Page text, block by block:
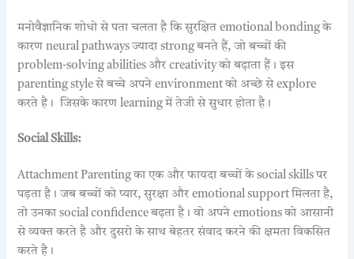
मनोवैज्ञानिक शोधो से पता चलता है कि सुरक्षित emotional bonding के
कारण neural pathways ज्यादा strong बनते हैं, जो बच्चों की
problem-solving abilities और creativity को बढ़ाता हैं। इस
parenting style से बच्चे अपने environment को अच्छे से explore
करते है। जिसके कारण learning में तेजी से सुधार होता है।
Social Skills:
Attachment Parenting का एक और फायदा बच्चों के social skills पर
पड़ता है। जब बच्चों को प्यार, सुरक्षा और emotional support मिलता है,
तो उनका social confidence बढ़ता है। वो अपने emotions को आसानी
से व्यक्त करते है और दुसरो के साथ बेहतर संवाद करने की क्षमता विकसित
करते है।